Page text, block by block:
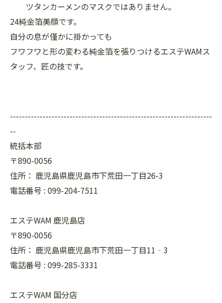
ツタンカーメンのマスクではありません。
24純金箔美顔です。
自分の息が僅かに掛かっても
フワフワと形の変わる純金箔を張りつけるエステWAMス
タッフ、匠の技です。
--------------------------------------------------------------------
--
統括本部
〒890-0056
住所： 鹿児島県鹿児島市下荒田一丁目26-3
電話番号 : 099-204-7511
エステWAM 鹿児島店
〒890-0056
住所： 鹿児島県鹿児島市下荒田一丁目11‐3
電話番号 : 099-285-3331
エステWAM 国分店